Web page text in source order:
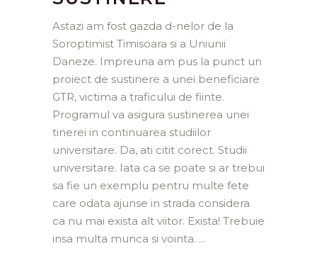
Astazi am fost gazda d-nelor de la
Soroptimist Timisoara si a Uniunii
Daneze. Impreuna am pus la punct un
proiect de sustinere a unei beneficiare
GTR, victima a traficului de fiinte.
Programul va asigura sustinerea unei
tinerei in continuarea studiilor
universitare. Da, ati citit corect. Studii
universitare. Iata ca se poate si ar trebui
sa fie un exemplu pentru multe fete
care odata ajunse in strada considera
ca nu mai exista alt viitor. Exista! Trebuie
insa multa munca si vointa.